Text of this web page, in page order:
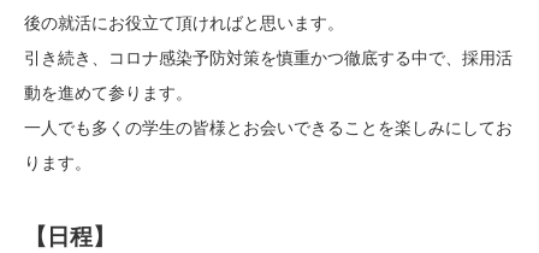
後の就活にお役立て頂ければと思います。
引き続き、コロナ感染予防対策を慎重かつ徹底する中で、採用活
動を進めて参ります。
一人でも多くの学生の皆様とお会いできることを楽しみにしてお
ります。
【日程】